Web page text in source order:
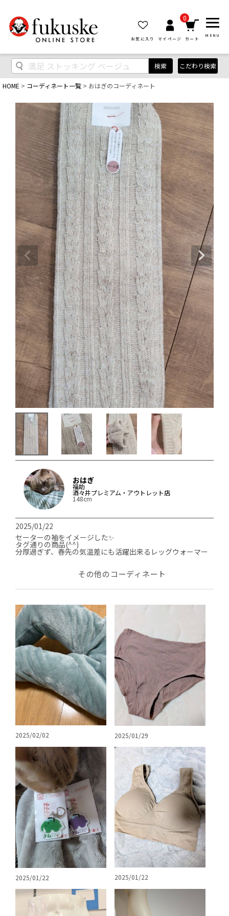
お気に入り マイページ
0
カート
MENU
検索 こだわり検索
HOME コーディネート一覧 おはぎのコーディネート
おはぎ
福助
酒々井プレミアム・アウトレット店
148cm
2025/01/22
セーターの袖をイメージした✨️
タグ通りの商品(^^)
分厚過ぎず、春先の気温差にも活躍出来るレッグウォーマー
その他のコーディネート
2025/02/02 2025/01/29
2025/01/22 2025/01/22